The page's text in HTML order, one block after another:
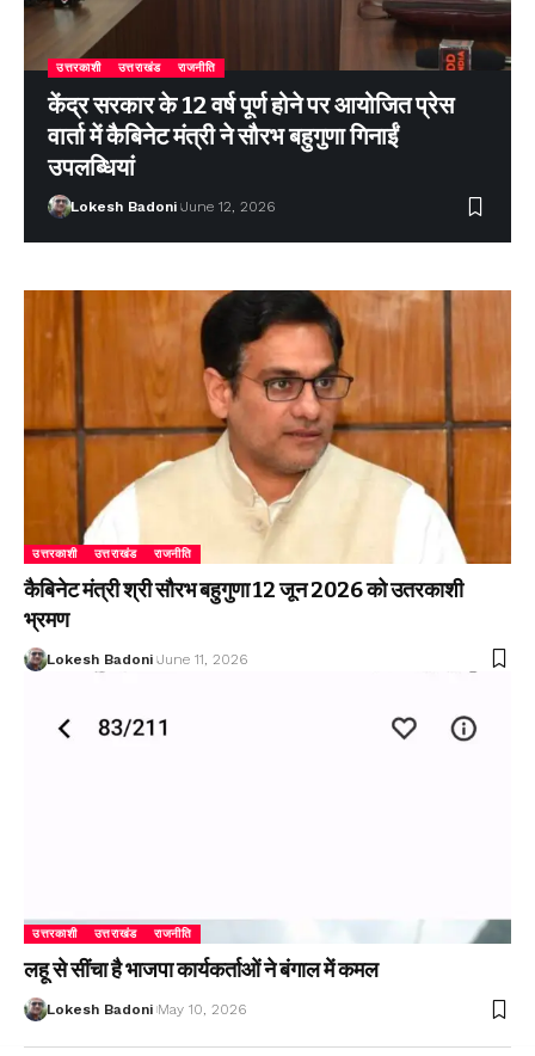
उत्तरकाशी उत्तराखंड राजनीति
केंद्र सरकार के 12 वर्ष पूर्ण होने पर आयोजित प्रेस
वार्ता में कैबिनेट मंत्री ने सौरभ बहुगुणा गिनाईं
उपलब्धियां
Lokesh Badoni June 12, 2026
उत्तरकाशी उत्तराखंड राजनीति
कैबिनेट मंत्री श्री सौरभ बहुगुणा 12 जून 2026 को उतरकाशी
भ्रमण
Lokesh Badoni June 11, 2026
उत्तरकाशी उत्तराखंड राजनीति
लहू से सींचा है भाजपा कार्यकर्ताओं ने बंगाल में कमल
Lokesh Badoni May 10, 2026